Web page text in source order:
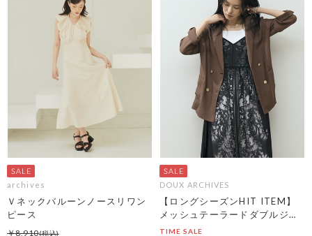
archives
Ｖネックバルーンノースリワン
ピース
￥8,910
DOUX ARCHIVES
【ロングシーズンHIT ITEM】
メッシュテーラードダブルジャ
ケット
TIME SALE